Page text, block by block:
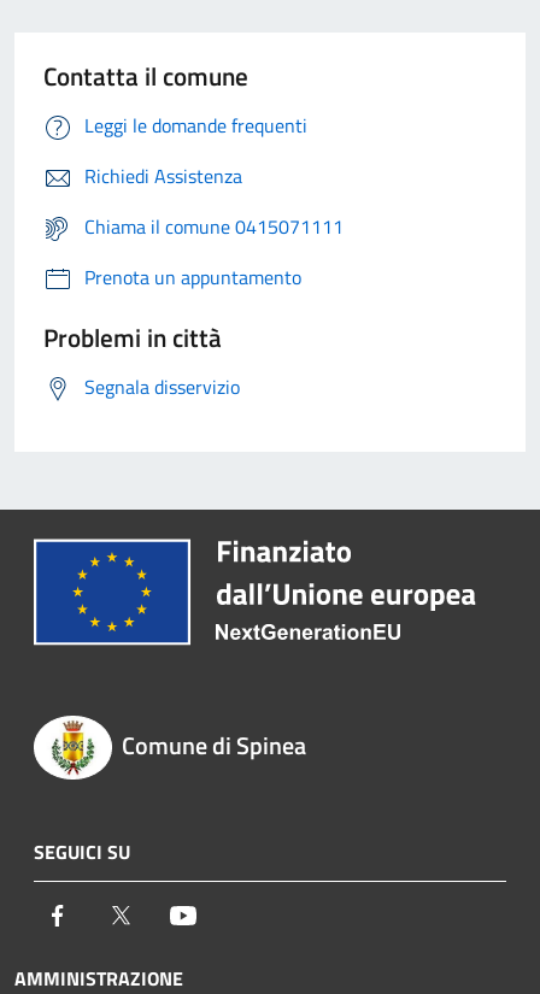
Contatta il comune
Leggi le domande frequenti
Richiedi Assistenza
Chiama il comune 0415071111
Prenota un appuntamento
Problemi in città
Segnala disservizio
Comune di Spinea
SEGUICI SU
Facebook Twitter
AMMINISTRAZIONE